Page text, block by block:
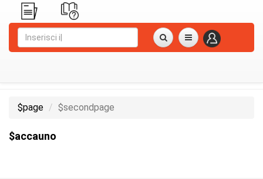
$page $secondpage
$accauno